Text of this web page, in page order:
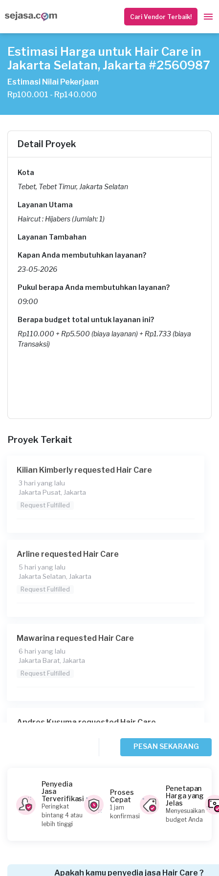
Cari Vendor Terbaik!
Estimasi Harga untuk Hair Care in
Jakarta Selatan, Jakarta #2560987
Estimasi Nilai Pekerjaan
Rp100.001 - Rp140.000
Detail Proyek
Kota
Tebet, Tebet Timur, Jakarta Selatan
Layanan Utama
Haircut : Hijabers (Jumlah: 1)
Layanan Tambahan
Kapan Anda membutuhkan layanan?
23-05-2026
Pukul berapa Anda membutuhkan layanan?
09:00
Berapa budget total untuk layanan ini?
Rp110.000 + Rp5.500 (biaya layanan) + Rp1.733 (biaya
Transaksi)
Proyek Terkait
Kilian Kimberly requested Hair Care
3 hari yang lalu
Jakarta Pusat, Jakarta
Request Fulfilled
Arline requested Hair Care
5 hari yang lalu
Jakarta Selatan, Jakarta
Request Fulfilled
Mawarina requested Hair Care
6 hari yang lalu
Jakarta Barat, Jakarta
Request Fulfilled
Andres Kusuma requested Hair Care
Marisa Edyana requested Hair Care
Sekitar sebulan yang lalu
Jakarta Selatan, Jakarta
PESAN SEKARANG
Penyedia
Jasa
Terverifikasi
Peringkat
bintang 4 atau
lebih tinggi
Proses
Cepat
1 jam
konfirmasi
Penetapan
Harga yang
Jelas
Menyesuaikan
budget Anda
Apakah kamu penyedia jasa Hair Care ?